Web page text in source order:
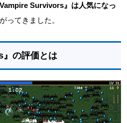
Survivors』は人気になっ
ってきました。
』の評価とは